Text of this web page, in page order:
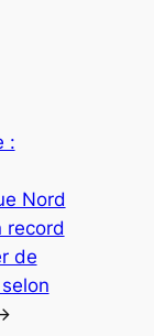
:
Nord
record
de